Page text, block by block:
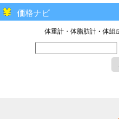
価格ナビ
体重計・体脂肪計・体組